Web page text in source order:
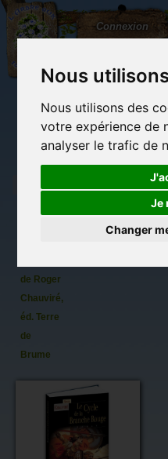
Nous
Nous utilisons des
votre expérience de
analyser le trafic de
Je
Changer
L'Arbre
aux
100.000
Connexion
(vide)
Librairie des
de Roger
Chauviré,
éd. Terre
de
Brume